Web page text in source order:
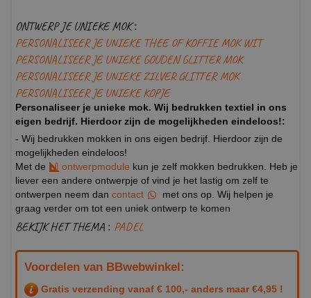
ONTWERP JE UNIEKE MOK :
PERSONALISEER JE UNIEKE THEE OF KOFFIE MOK WIT
PERSONALISEER JE UNIEKE GOUDEN GLITTER MOK
PERSONALISEER JE UNIEKE ZILVER GLITTER MOK
PERSONALISEER JE UNIEKE KOPJE
Personaliseer je unieke mok. Wij bedrukken textiel in ons
eigen bedrijf. Hierdoor zijn de mogelijkheden eindeloos!:
- Wij bedrukken mokken in ons eigen bedrijf. Hierdoor zijn de
mogelijkheden eindeloos!
Met de
ontwerpmodule kun je zelf mokken bedrukken. Heb je
liever een andere ontwerpje of vind je het lastig om zelf te
ontwerpen neem dan contact
met ons op. Wij helpen je
graag verder om tot een uniek ontwerp te komen
BEKIJK HET THEMA : PADEL
Voordelen van BBwebwinkel:
Gratis verzending vanaf € 100,- anders maar €4,95 !